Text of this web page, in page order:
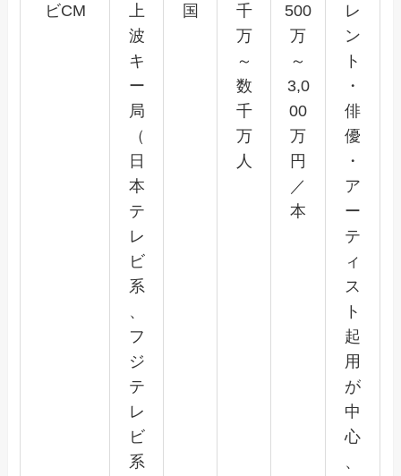
ビCM
上
波
キ
ー
局
（
日
本
テ
レ
ビ
系
、
フ
ジ
テ
レ
ビ
系
国
千
万
～
数
千
万
人
500
万
～
3,0
00
万
円
／
本
レ
ン
ト
・
俳
優
・
ア
ー
テ
ィ
ス
ト
起
用
が
中
心
、